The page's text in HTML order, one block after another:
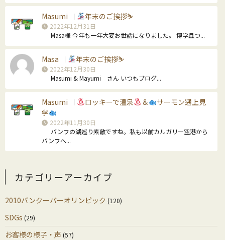
Masumi ｜ 年末のご挨拶⛷
2022年12月31日
Masa様 今年も一年大変お世話になりました。 博学且つ...
Masa ｜ 年末のご挨拶⛷
2022年12月30日
Masumi & Mayumi さん いつもブログ...
Masumi ｜ ロッキーで温泉 ＆
サーモン遡上見
学
2022年11月30日
バンフの湖巡り素敵ですね。私も以前カルガリー空港から
バンフへ...
カテゴリーアーカイブ
2010バンクーバーオリンピック (120)
SDGs (29)
お客様の様子・声 (57)